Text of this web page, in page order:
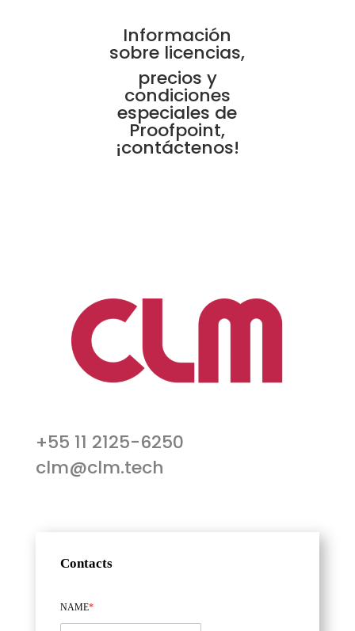
Información
sobre licencias,
precios y
condiciones
especiales de
Proofpoint,
¡contáctenos!
+55 11 2125-6250
clm@clm.tech
Contacts
NAME*